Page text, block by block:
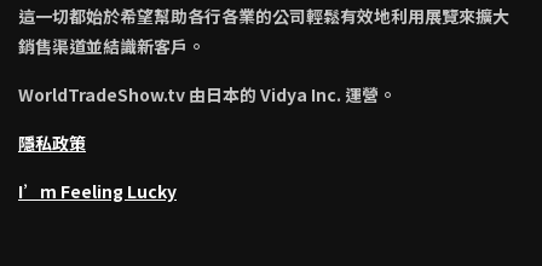
這一切都始於希望幫助各行各業的公司輕鬆有效地利用展覽來擴大
銷售渠道並結識新客戶。
WorldTradeShow.tv 由日本的 Vidya Inc. 運營。
隱私政策
I’m Feeling Lucky